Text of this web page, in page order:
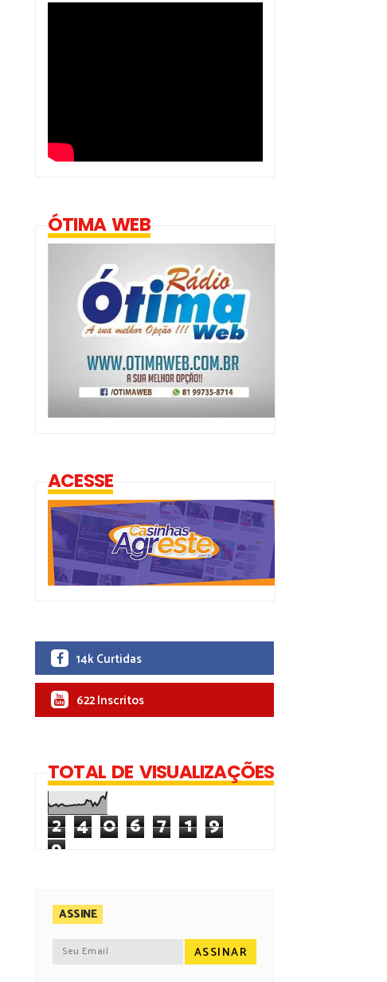
ÓTIMA WEB
ACESSE
14k Curtidas
622 Inscritos
TOTAL DE VISUALIZAÇÕES
2 4 0 6 7 1 9
9
ASSINE